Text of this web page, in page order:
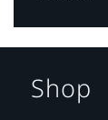
Shop